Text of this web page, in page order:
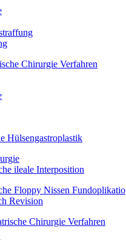
Chirurgie Verfahren
Hülsengastroplastik
ileale Interposition
Floppy Nissen Fundoplikatio
Revision
Chirurgie Verfahren